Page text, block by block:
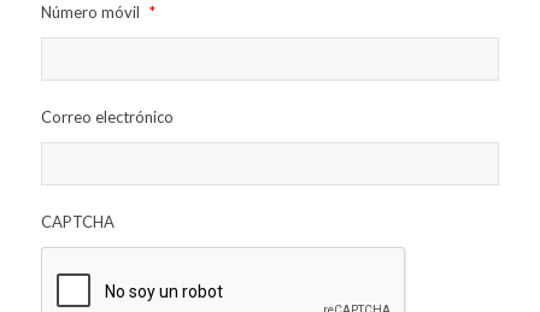
Número móvil *
Correo electrónico
CAPTCHA